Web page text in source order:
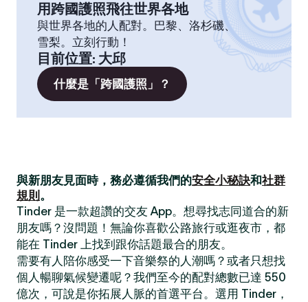
用跨國護照飛往世界各地
與世界各地的人配對。巴黎、洛杉磯、
雪梨。立刻行動！
目前位置: 大邱
什麼是「跨國護照」？
與新朋友見面時，務必遵循我們的安全小秘訣和社群
規則 。
Tinder 是一款超讚的交友 App。想尋找志同道合的新
朋友嗎？沒問題！無論你喜歡公路旅行或逛夜市，都
能在 Tinder 上找到跟你話題最合的朋友。
需要有人陪你感受一下音樂祭的人潮嗎？或者只想找
個人暢聊氣候變遷呢？我們至今的配對總數已達 550
億次，可說是你拓展人脈的首選平台。選用 Tinder，